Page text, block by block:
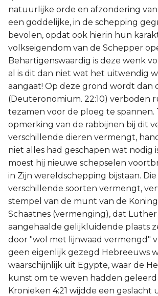
natuurlijke orde en afzondering
een goddelijke, in de schepping
bevolen, opdat ook hierin hun
volkseigendom van de Schepper
Behartigenswaardig is deze wenk
al is dit dan niet wat het uitwendig
aangaat! Op deze grond wordt dan
(Deuteronomium. 22:10) verboden
tezamen voor de ploeg te spannen.
opmerking van de rabbijnen bij dit
verschillende dieren vermengt,
niet alles had geschapen wat nodig
moest hij nieuwe schepselen
in Zijn wereldschepping bijstaan. Die
verschillende soorten vermengt,
stempel van de munt van de
Schaatnes (vermenging), dat
aangehaalde gelijkluidende plaats
door "wol met lijnwaad vermengd"
geen eigenlijk gezegd Hebreeuws
waarschijnlijk uit Egypte, waar de
kunst om te weven hadden geleerd
Kronieken 4:21 wijdde een geslacht